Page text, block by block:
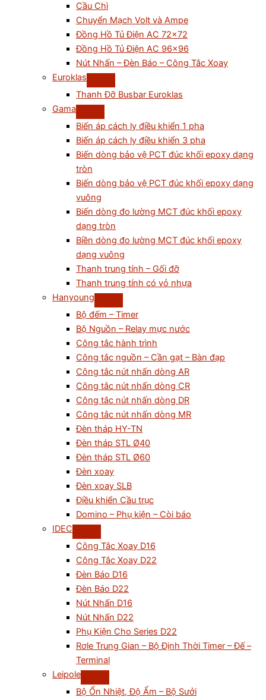
Cầu Chì
Chuyển Mạch Volt và Ampe
Đồng Hồ Tủ Điện AC 72×72
Đồng Hồ Tủ Điện AC 96×96
Nút Nhấn – Đèn Báo – Công Tắc Xoay
Euroklas
Thanh Đỡ Busbar Euroklas
Gama
Biến áp cách ly điều khiển 1 pha
Biến áp cách ly điều khiển 3 pha
Biến dòng bảo vệ PCT đúc khối epoxy dạng
tròn
Biến dòng bảo vệ PCT đúc khối epoxy dạng
vuông
Biến dòng đo lường MCT đúc khối epoxy
dạng tròn
Biền dòng đo lường MCT đúc khối epoxy
dạng vuông
Thanh trung tính – Gối đỡ
Thanh trung tính có vỏ nhựa
Hanyoung
Bộ đếm – Timer
Bộ Nguồn – Relay mực nước
Công tắc hành trình
Công tắc nguồn – Cần gạt – Bàn đạp
Công tắc nút nhấn dòng AR
Công tắc nút nhấn dòng CR
Công tắc nút nhấn dòng DR
Công tắc nút nhấn dòng MR
Đèn tháp HY-TN
Đèn tháp STL Ø40
Đèn tháp STL Ø60
Đèn xoay
Đèn xoay SLB
Điều khiển Cầu trục
Domino – Phụ kiện – Còi báo
IDEC
Công Tắc Xoay D16
Công Tắc Xoay D22
Đèn Báo D16
Đèn Báo D22
Nút Nhấn D16
Nút Nhấn D22
Phụ Kiện Cho Series D22
Rơle Trung Gian – Bộ Định Thời Timer – Đế –
Terminal
Leipole
Bộ Ổn Nhiệt, Độ Ẩm – Bộ Sưởi